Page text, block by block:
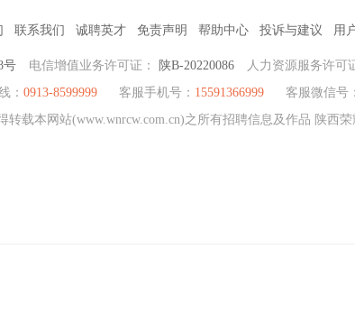
联系我们 诚聘英才 免责声明 帮助中心 投诉与建议 用
号 电信增值业务许可证： 陕B-20220086 人力资源服务许可
： 0913-8599999 客服手机号： 15591366999 客服微信号：
转载本网站(www.wnrcw.com.cn)之所有招聘信息及作品 陕西